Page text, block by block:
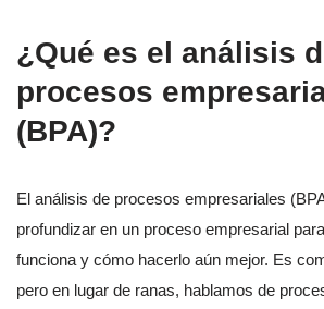
¿Qué es el análisis
procesos
(BPA)?
El análisis de procesos empresariales
profundizar en un proceso empresarial
funciona y cómo hacerlo aún mejor. Es
pero en lugar de ranas, hablamos de